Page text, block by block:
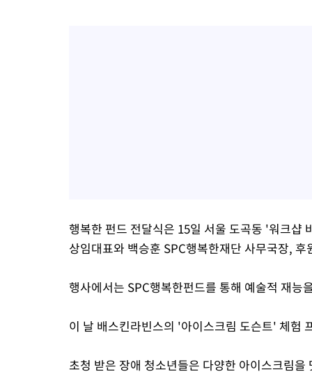
행복한 펀드 전달식은 15일 서울 도곡동 '워크샵
상임대표와 백승훈 SPC행복한재단 사무국장,
행사에서는 SPC행복한펀드를 통해 예술적 재능
이 날 배스킨라빈스의 '아이스크림 도슨트' 체험
초청 받은 장애 청소년들은 다양한 아이스크림